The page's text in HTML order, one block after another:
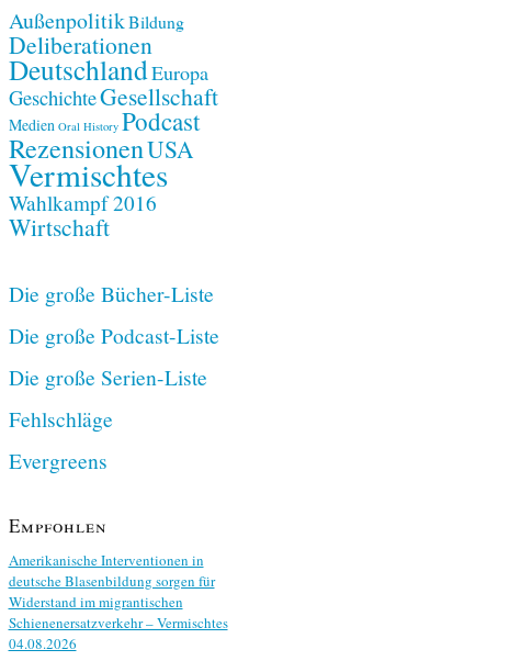
AußenpolitikBildung
Deliberationen
DeutschlandEuropa
GeschichteGesellschaft
Medien Oral History Podcast
RezensionenUSA
Vermischtes
Wahlkampf 2016
Wirtschaft
Die große Bücher-Liste
Die große Podcast-Liste
Die große Serien-Liste
Fehlschläge
Evergreens
Empfohlen
Amerikanische Interventionen in
deutsche Blasenbildung sorgen für
Widerstand im migrantischen
Schienenersatzverkehr – Vermischtes
04.08.2026